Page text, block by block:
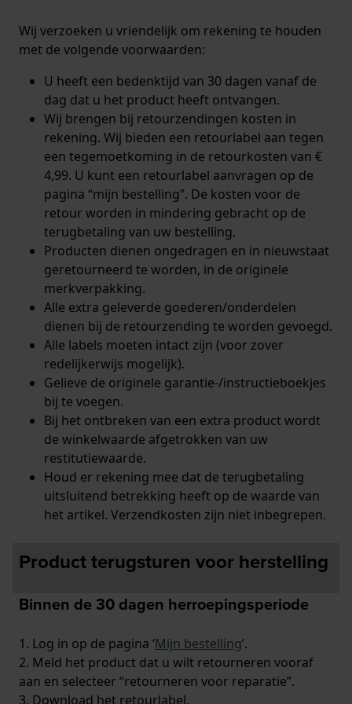
Wij verzoeken u vriendelijk om rekening te houden
met de volgende voorwaarden:
U heeft een bedenktijd van 30 dagen vanaf de
dag dat u het product heeft ontvangen.
Wij brengen bij retourzendingen kosten in
rekening. Wij bieden een retourlabel aan tegen
een tegemoetkoming in de retourkosten van €
4,99. U kunt een retourlabel aanvragen op de
pagina “mijn bestelling”. De kosten voor de
retour worden in mindering gebracht op de
terugbetaling van uw bestelling.
Producten dienen ongedragen en in nieuwstaat
geretourneerd te worden, in de originele
merkverpakking.
Alle extra geleverde goederen/onderdelen
dienen bij de retourzending te worden gevoegd.
Alle labels moeten intact zijn (voor zover
redelijkerwijs mogelijk).
Gelieve de originele garantie-/instructieboekjes
bij te voegen.
Bij het ontbreken van een extra product wordt
de winkelwaarde afgetrokken van uw
restitutiewaarde.
Houd er rekening mee dat de terugbetaling
uitsluitend betrekking heeft op de waarde van
het artikel. Verzendkosten zijn niet inbegrepen.
Product terugsturen voor herstelling
Binnen de 30 dagen herroepingsperiode
1. Log in op de pagina ‘Mijn bestelling’.
2. Meld het product dat u wilt retourneren vooraf
aan en selecteer “retourneren voor reparatie”.
3. Download het retourlabel.